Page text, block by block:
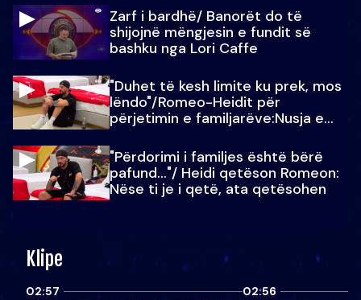
Zarf i bardhë/ Banorët do të
shijojnë mëngjesin e fundit së
bashku nga Lori Caffe
"Duhet të kesh limite ku prek, mos
lëndo"/Romeo-Heidit për
përjetimin e familjarëve:Nusja e
"Përdorimi i familjes është bërë
pafund…"/ Heidi qetëson Romeon:
Nëse ti je i qetë, ata qetësohen
Klipe
02:57 02:56